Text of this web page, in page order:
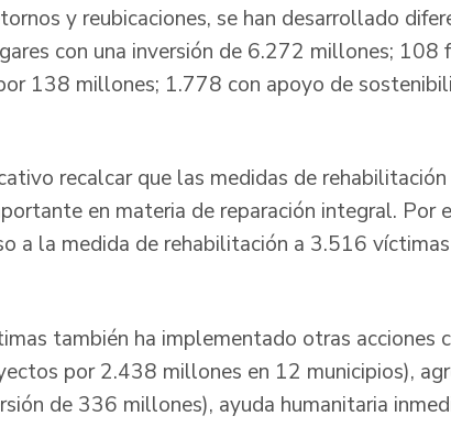
y reubicaciones, se han desarrollado
con una inversión de 6.272 millones; 108
138 millones; 1.778 con apoyo de
recalcar que las medidas de
en materia de reparación integral. Por
a la medida de rehabilitación a 3.516
también ha implementado otras acciones
por 2.438 millones en 12 municipios),
de 336 millones), ayuda humanitaria